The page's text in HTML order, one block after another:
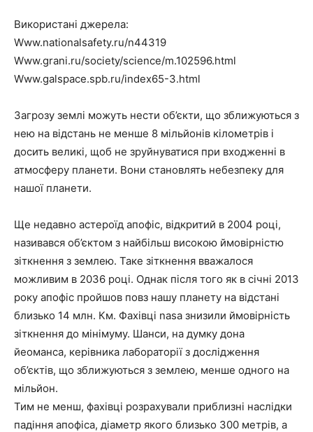
Використані джерела:
Www.nationalsafety.ru/n44319
Www.grani.ru/society/science/m.102596.html
Www.galspace.spb.ru/index65-3.html
Загрозу землі можуть нести об’єкти, що зближуються з
нею на відстань не менше 8 мільйонів кілометрів і
досить великі, щоб не зруйнуватися при входженні в
атмосферу планети. Вони становлять небезпеку для
нашої планети.
Ще недавно астероїд апофіс, відкритий в 2004 році,
називався об’єктом з найбільш високою ймовірністю
зіткнення з землею. Таке зіткнення вважалося
можливим в 2036 році. Однак після того як в січні 2013
року апофіс пройшов повз нашу планету на відстані
близько 14 млн. Км. Фахівці nasa знизили ймовірність
зіткнення до мінімуму. Шанси, на думку дона
йеоманса, керівника лабораторії з дослідження
об’єктів, що зближуються з землею, менше одного на
мільйон.
Тим не менш, фахівці розрахували приблизні наслідки
падіння апофіса, діаметр якого близько 300 метрів, а